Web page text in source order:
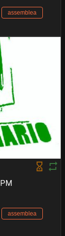
assemblea
assemblea